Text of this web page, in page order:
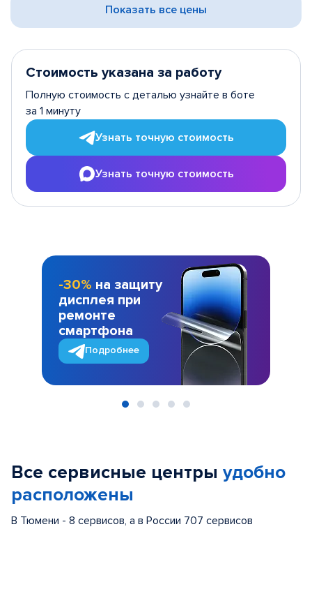
Показать все цены
Стоимость указана за работу
Полную стоимость с деталью узнайте в боте
за 1 минуту
Узнать точную стоимость
Узнать точную стоимость
-30% на защиту
дисплея при
ремонте
смартфона
Подробнее
Все сервисные центры удобно
расположены
В Тюмени - 8 сервисов, а в России 707 сервисов